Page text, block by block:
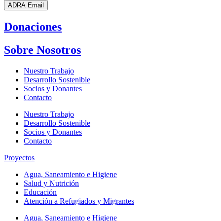
ADRA Email
Donaciones
Sobre Nosotros
Nuestro Trabajo
Desarrollo Sostenible
Socios y Donantes
Contacto
Nuestro Trabajo
Desarrollo Sostenible
Socios y Donantes
Contacto
Proyectos
Agua, Saneamiento e Higiene
Salud y Nutrición
Educación
Atención a Refugiados y Migrantes
Agua, Saneamiento e Higiene